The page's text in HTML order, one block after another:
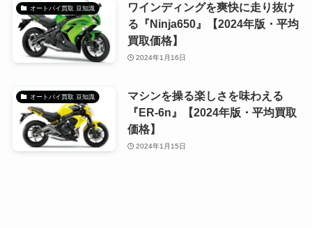
オートバイ買取 豆知識
ワインディングを爽快に走り抜け
る『Ninja650』【2024年版・平均
買取価格】
2024年1月16日
オートバイ買取 豆知識
マシンを操る楽しさを味わえる
『ER-6n』【2024年版・平均買取
価格】
2024年1月15日